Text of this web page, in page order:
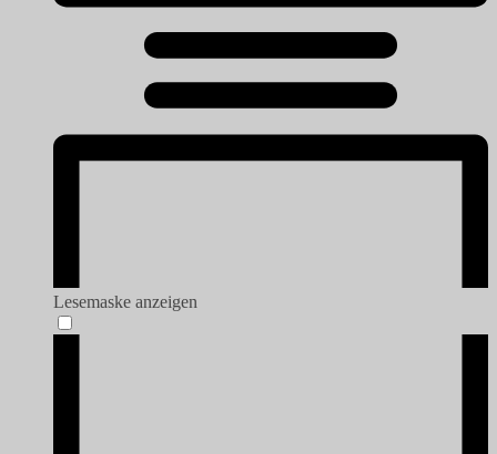
Lesemaske anzeigen